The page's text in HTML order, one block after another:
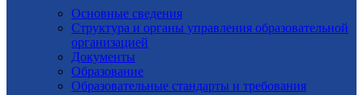
Основные сведения
Структура и органы управления образовательной
организацией
Документы
Образование
Образовательные стандарты и требования